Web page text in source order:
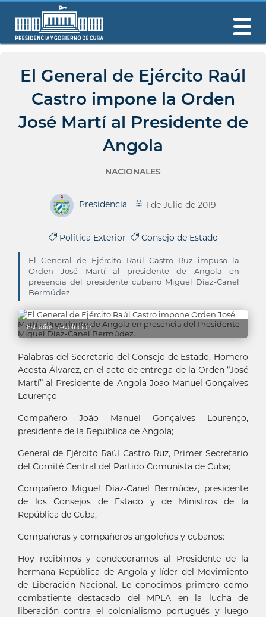
El General de Ejército Raúl
Castro impone la Orden
José Martí al Presidente de
Angola
NACIONALES
Presidencia 1 de Julio de 2019
Política Exterior Consejo de Estado
El General de Ejército Raúl Castro Ruz impuso la
Orden José Martí al presidente de Angola en
presencia del presidente cubano Miguel Díaz-Canel
Bermúdez
Estudios Revolución
Palabras del Secretario del Consejo de Estado, Homero
Acosta Álvarez, en el acto de entrega de la Orden “José
Martí” al Presidente de Angola Joao Manuel Gonçalves
Lourenço
Compañero João Manuel Gonçalves Lourenço,
presidente de la República de Angola;
General de Ejército Raúl Castro Ruz, Primer Secretario
del Comité Central del Partido Comunista de Cuba;
Compañero Miguel Díaz-Canel Bermúdez, presidente
de los Consejos de Estado y de Ministros de la
República de Cuba;
Compañeras y compañeros angoleños y cubanos:
Hoy recibimos y condecoramos al Presidente de la
hermana República de Angola y líder del Movimiento
de Liberación Nacional. Le conocimos primero como
combatiente destacado del MPLA en la lucha de
liberación contra el colonialismo portugués y luego